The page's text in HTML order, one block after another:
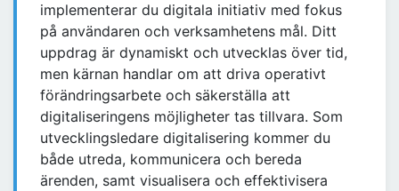
implementerar du digitala initiativ med fokus
på användaren och verksamhetens mål. Ditt
uppdrag är dynamiskt och utvecklas över tid,
men kärnan handlar om att driva operativt
förändringsarbete och säkerställa att
digitaliseringens möjligheter tas tillvara. Som
utvecklingsledare digitalisering kommer du
både utreda, kommunicera och bereda
ärenden, samt visualisera och effektivisera